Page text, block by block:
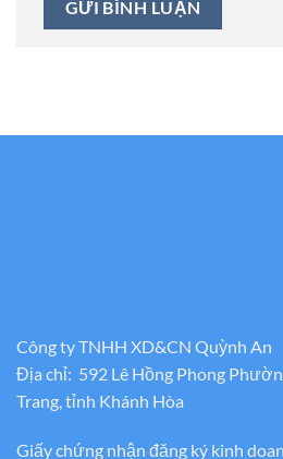
Công ty TNHH XD&CN Quỳnh An
Địa chỉ: 592 Lê Hồng Phong
Trang, tỉnh Khánh Hòa
Giấy chứng nhận đăng ký kinh